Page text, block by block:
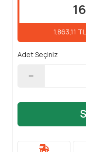
1.863,11
Adet Seçiniz